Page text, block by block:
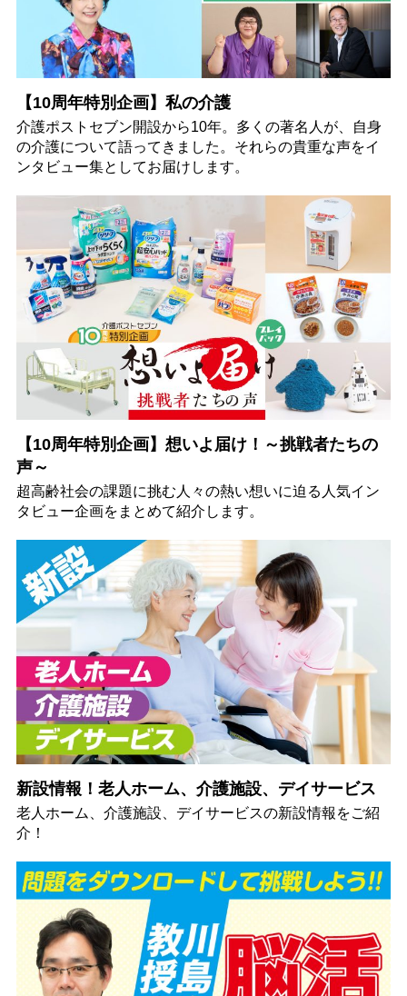
【10周年特別企画】私の介護
介護ポストセブン開設から10年。多くの著名人が、自身
の介護について語ってきました。それらの貴重な声をイ
ンタビュー集としてお届けします。
【10周年特別企画】想いよ届け！～挑戦者たちの
声～
超高齢社会の課題に挑む人々の熱い想いに迫る人気イン
タビュー企画をまとめて紹介します。
新設情報！老人ホーム、介護施設、デイサービス
老人ホーム、介護施設、デイサービスの新設情報をご紹
介！